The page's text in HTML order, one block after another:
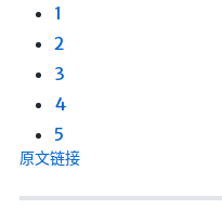
1
2
3
4
5
原文链接